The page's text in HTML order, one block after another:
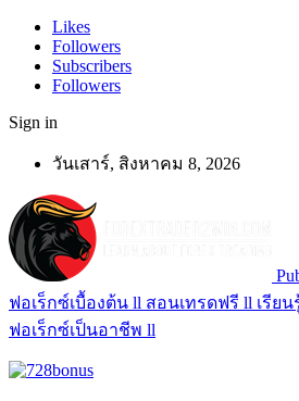
Likes
Followers
Subscribers
Followers
Sign in
วันเสาร์, สิงหาคม 8, 2026
ฟอเร็กซ์เบื้องต้น ll สอนเทรดฟรี ll เรียน
ฟอเร็กซ์เป็นอาชีพ ll